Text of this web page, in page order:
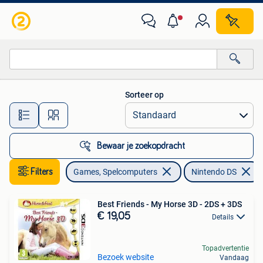
Alle afstanden…
Sorteer op
Bewaar je zoekopdracht
Filters Games, Spelcomputers Nintendo DS
Best Friends - My Horse 3D - 2DS + 3DS
€ 19,05 Details
Bezoek website
Topadvertentie
Vandaag